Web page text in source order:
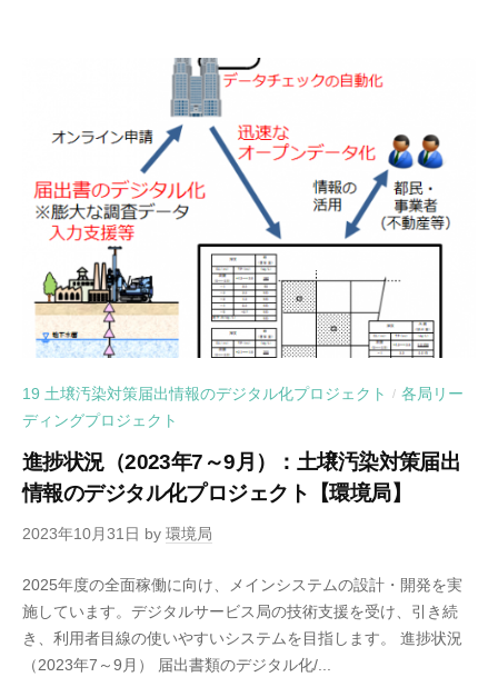
19 土壌汚染対策届出情報のデジタル化プロジェクト / 各局リー
ディングプロジェクト
進捗状況（2023年7～9月）：土壌汚染対策届出
情報のデジタル化プロジェクト【環境局】
2023年10月31日 by 環境局
2025年度の全面稼働に向け、メインシステムの設計・開発を実
施しています。デジタルサービス局の技術支援を受け、引き続
き、利用者目線の使いやすいシステムを目指します。 進捗状況
（2023年7～9月） 届出書類のデジタル化/...